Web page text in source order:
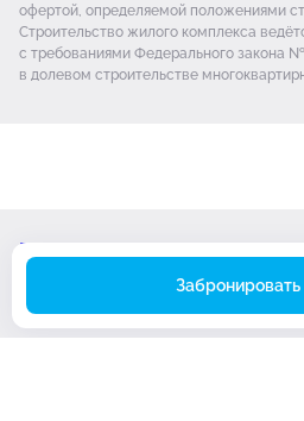
офертой, определяемой положениями
Строительство жилого комплекса
с требованиями Федерального закона
в долевом строительстве
Проектная декларация
Политика обработки Cookie-
Забронировать